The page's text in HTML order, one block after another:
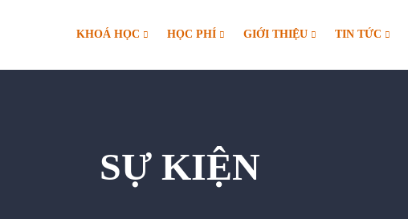
KHOÁ HỌC HỌC PHÍ GIỚI THIỆU TIN TỨC
SỰ KIỆN